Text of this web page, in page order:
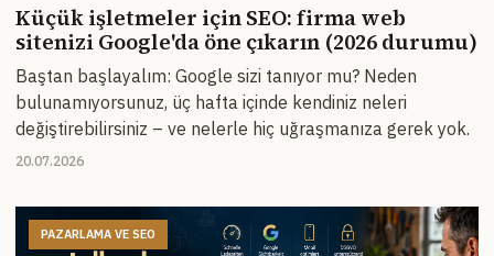
Küçük işletmeler için SEO: firma web
sitenizi Google'da öne çıkarın (2026 durumu)
Baştan başlayalım: Google sizi tanıyor mu? Neden
bulunamıyorsunuz, üç hafta içinde kendiniz neleri
değiştirebilirsiniz – ve nelerle hiç uğraşmanıza gerek yok.
20.07.2026
PAZARLAMA VE SEO